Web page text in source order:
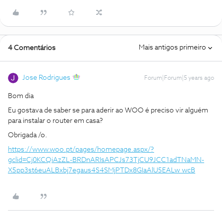
4 Comentários Mais antigos primeiro
Jose Rodrigues Forum|Forum|5 years ago
Bom dia
Eu gostava de saber se para aderir ao WOO é preciso vir alguém
para instalar o router em casa?
Obrigada /o.
https://www.woo.pt/pages/homepage.aspx/?
gclid=Cj0KCQiAzZL-BRDnARIsAPCJs73TjCU9JCC1adTNaMN-
X5pp3st6euALBxbj7egaus4S4SMjPTDx8GIaAlU5EALw_wcB